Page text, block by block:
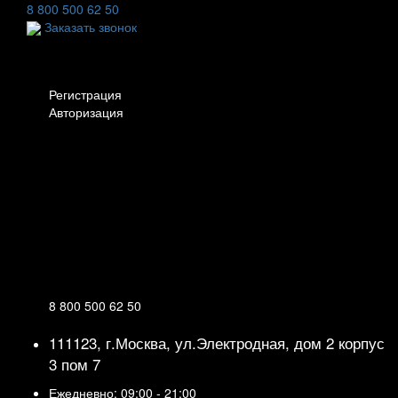
8 800 500 62 50
Заказать звонок
Регистрация
Авторизация
8 800 500 62 50
111123, г.Москва, ул.Электродная, дом 2 корпус
3 пом 7
Ежедневно: 09:00 - 21:00